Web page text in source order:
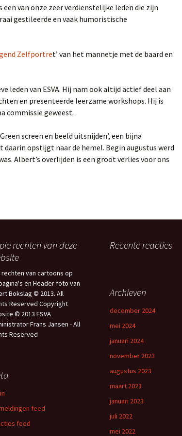
info balie bij de
info middag” in
mag dat?
ALBERT
van onze zeer verdienstelijke leden die zijn
gestileerde en vaak humoristische
Zelfportret’ van het mannetje met de baard en
leden van ESVA. Hij nam ook altijd actief deel aan
en presenteerde leerzame workshops. Hij is
commissie geweest.
screen en beeld uitsnijden’, een bijna
opstijgt naar de hemel. Begin augustus werd
Albert’s overlijden is een groot verlies voor ons
rechten van deze
rechten van cartoons op
en Header foto van
Bokslag © 2013. All
Reserved Copyright
© 2013 ESVA
Frans Jansen - All
Reserved
Recente reacties
Archieven
december 2024
mei 2024
januari 2024
november 2023
augustus 2023
maart 2023
januari 2023
juli 2022
mei 2022
feed
feed